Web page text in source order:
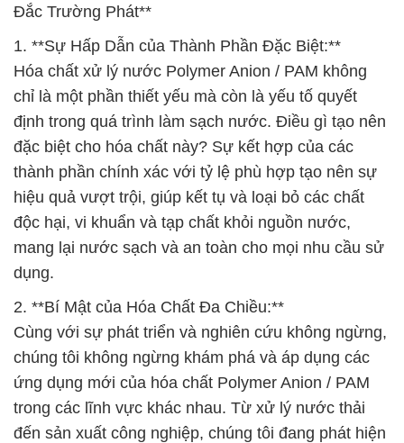
Đắc Trường Phát**
1. **Sự Hấp Dẫn của Thành Phần Đặc Biệt:**
Hóa chất xử lý nước Polymer Anion / PAM không
chỉ là một phần thiết yếu mà còn là yếu tố quyết
định trong quá trình làm sạch nước. Điều gì tạo nên
đặc biệt cho hóa chất này? Sự kết hợp của các
thành phần chính xác với tỷ lệ phù hợp tạo nên sự
hiệu quả vượt trội, giúp kết tụ và loại bỏ các chất
độc hại, vi khuẩn và tạp chất khỏi nguồn nước,
mang lại nước sạch và an toàn cho mọi nhu cầu sử
dụng.
2. **Bí Mật của Hóa Chất Đa Chiều:**
Cùng với sự phát triển và nghiên cứu không ngừng,
chúng tôi không ngừng khám phá và áp dụng các
ứng dụng mới của hóa chất Polymer Anion / PAM
trong các lĩnh vực khác nhau. Từ xử lý nước thải
đến sản xuất công nghiệp, chúng tôi đang phát hiện